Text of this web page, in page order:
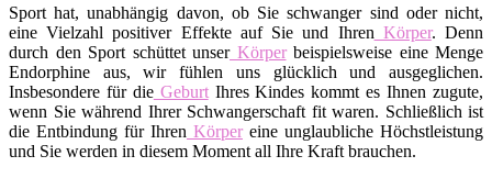
Sport hat, unabhängig davon, ob Sie schwanger sind oder nicht,
eine Vielzahl positiver Effekte auf Sie und Ihren Körper. Denn
durch den Sport schüttet unserKörperbeispielsweise eine Menge
Endorphine aus, wir fühlen uns glücklich und ausgeglichen.
Insbesondere für dieGeburtIhres Kindes kommt es Ihnen zugute,
wenn Sie während Ihrer Schwangerschaft fit waren. Schließlich ist
die Entbindung für Ihren Körpereine unglaubliche Höchstleistung
und Sie werden in diesem Moment all Ihre Kraft brauchen.